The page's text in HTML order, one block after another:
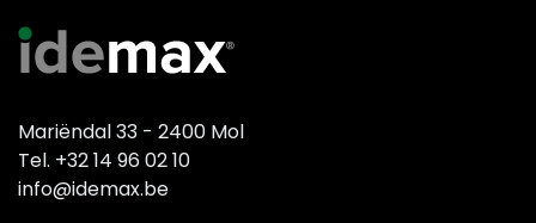
Mariëndal 33 - 2400 Mol
Tel. +32 14 96 02 10
info@idemax.be